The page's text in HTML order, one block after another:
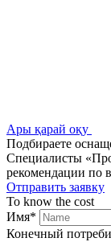
Ары қарай оқу
Подбираете
Специалисты
рекомендации по
Отправить заявку
To know the cost
Имя*
Конечный